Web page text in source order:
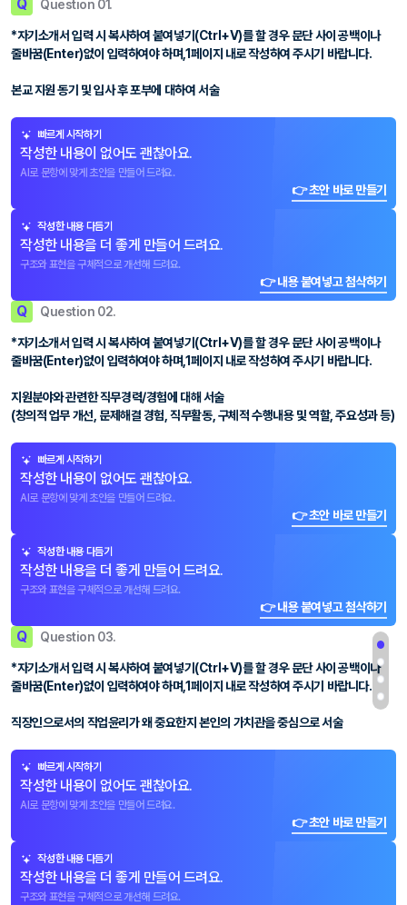
Q Question 01.
*자기소개서 입력 시 복사하여 붙여넣기(Ctrl+V)를 할 경우 문단 사이 공백이나
줄바꿈(Enter)없이 입력하여야 하며,1페이지 내로 작성하여 주시기 바랍니다.
본교 지원 동기 및 입사 후 포부에 대하여 서술
빠르게 시작하기
작성한 내용이 없어도 괜찮아요.
AI로 문항에 맞게 초안을 만들어 드려요.
👉 초안 바로 만들기
작성한 내용 다듬기
작성한 내용을 더 좋게 만들어 드려요.
구조와 표현을 구체적으로 개선해 드려요.
👉 내용 붙여넣고 첨삭하기
Q Question 02.
*자기소개서 입력 시 복사하여 붙여넣기(Ctrl+V)를 할 경우 문단 사이 공백이나
줄바꿈(Enter)없이 입력하여야 하며,1페이지 내로 작성하여 주시기 바랍니다.
지원분야와 관련한 직무경력/경험에 대해 서술
(창의적 업무 개선, 문제해결 경험, 직무활동, 구체적 수행내용 및 역할, 주요성과 등)
빠르게 시작하기
작성한 내용이 없어도 괜찮아요.
AI로 문항에 맞게 초안을 만들어 드려요.
👉 초안 바로 만들기
작성한 내용 다듬기
작성한 내용을 더 좋게 만들어 드려요.
구조와 표현을 구체적으로 개선해 드려요.
👉 내용 붙여넣고 첨삭하기
Q Question 03.
*자기소개서 입력 시 복사하여 붙여넣기(Ctrl+V)를 할 경우 문단 사이 공백이나
줄바꿈(Enter)없이 입력하여야 하며,1페이지 내로 작성하여 주시기 바랍니다.
직장인으로서의 직업윤리가 왜 중요한지 본인의 가치관을 중심으로 서술
빠르게 시작하기
작성한 내용이 없어도 괜찮아요.
AI로 문항에 맞게 초안을 만들어 드려요.
👉 초안 바로 만들기
작성한 내용 다듬기
작성한 내용을 더 좋게 만들어 드려요.
구조와 표현을 구체적으로 개선해 드려요.